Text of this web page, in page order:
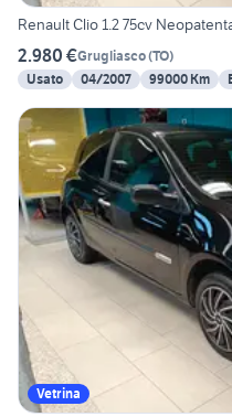
Renault Clio 1.2 75cv
2.980 €Grugliasco(TO)
Usato
04/2007 99000 Km
Vetrina